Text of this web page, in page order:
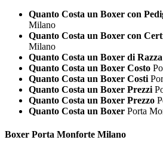
Quanto Costa un Boxer con
Milano
Quanto Costa un Boxer con
Milano
Quanto Costa un Boxer di Razza
Quanto Costa un Boxer Costo
Quanto Costa un Boxer Costi
Quanto Costa un Boxer Prezzi
Quanto Costa un Boxer Prezzo
Quanto Costa un Boxer Porta
Boxer Porta Monforte Milano